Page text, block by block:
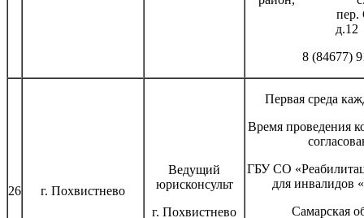
пер.
д.12
8 (84677)
26 г. Похвистнево
Ведущий
юрисконсульт
г. Похвистнево
Первая среда
Время проведения
ГБУ СО
для инвалидов
Самарская